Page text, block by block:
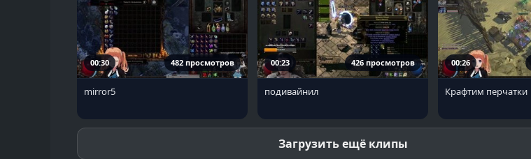
00:30 482 просмотров
mirror5
00:23 426 просмотров
подивайнил
00:26
Крафтим перчатки
Загрузить ещё клипы